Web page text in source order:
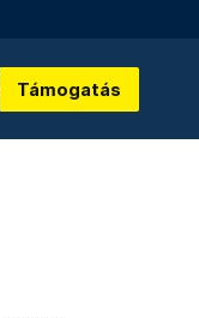
Támogatás